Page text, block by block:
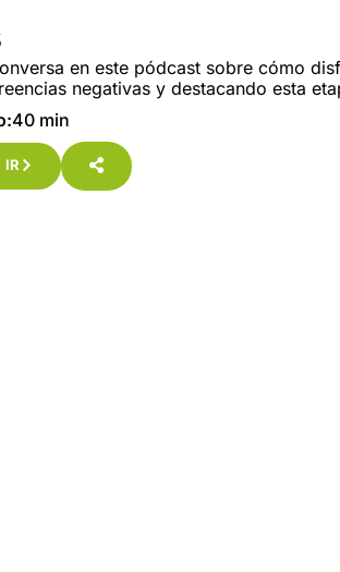
en este pódcast sobre cómo
negativas y destacando esta
40 min
IR